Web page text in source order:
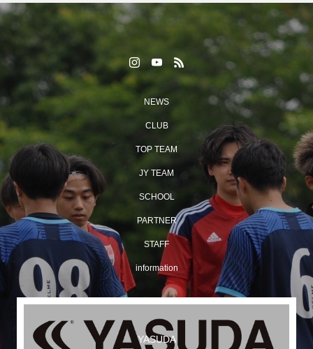
NEWS
CLUB
TOP TEAM
JY TEAM
SCHOOL
PARTNER
STAFF
information
YASUDA